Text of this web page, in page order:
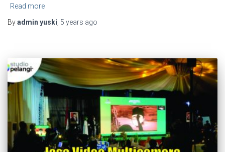
Read more
Byadmin yuski 5 years ago